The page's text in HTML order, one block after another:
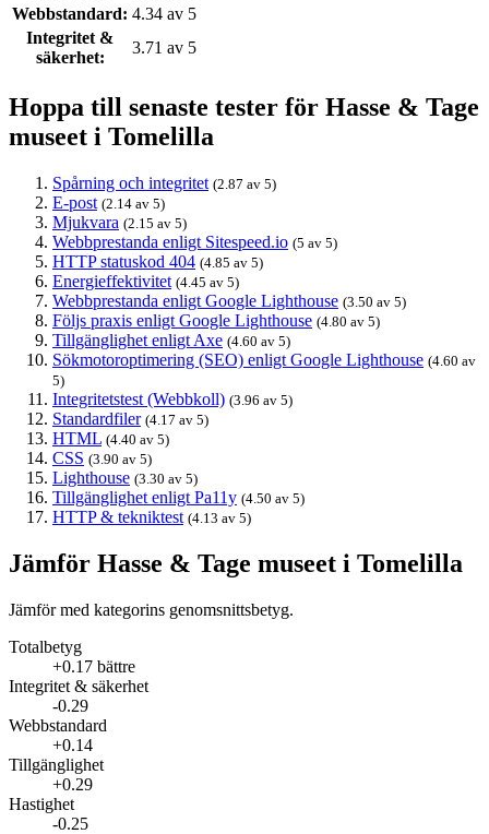
Webbstandard: 4.34 av 5
Integritet &
säkerhet:
3.71 av 5
Hoppa till senaste tester för Hasse & Tage
museet i Tomelilla
Spårning och integritet (2.87 av 5)
E-post (2.14 av 5)
Mjukvara (2.15 av 5)
Webbprestanda enligt Sitespeed.io (5 av 5)
HTTP statuskod 404 (4.85 av 5)
Energieffektivitet (4.45 av 5)
Webbprestanda enligt Google Lighthouse (3.50 av 5)
Följs praxis enligt Google Lighthouse (4.80 av 5)
Tillgänglighet enligt Axe (4.60 av 5)
Sökmotoroptimering (SEO) enligt Google Lighthouse (4.60 av
5)
Integritetstest (Webbkoll) (3.96 av 5)
Standardfiler (4.17 av 5)
HTML (4.40 av 5)
CSS (3.90 av 5)
Lighthouse (3.30 av 5)
Tillgänglighet enligt Pa11y (4.50 av 5)
HTTP & tekniktest (4.13 av 5)
Jämför Hasse & Tage museet i Tomelilla
Jämför med kategorins genomsnittsbetyg.
Totalbetyg
+0.17 bättre
Integritet & säkerhet
-0.29
Webbstandard
+0.14
Tillgänglighet
+0.29
Hastighet
-0.25